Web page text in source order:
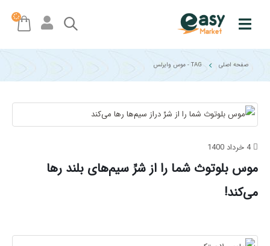
صفحه اصلی TAG - موس وایرلس
4 خرداد 1400
موس بلوتوث شما را از شرِّ سیم‌های بلند رها
می‌کند!